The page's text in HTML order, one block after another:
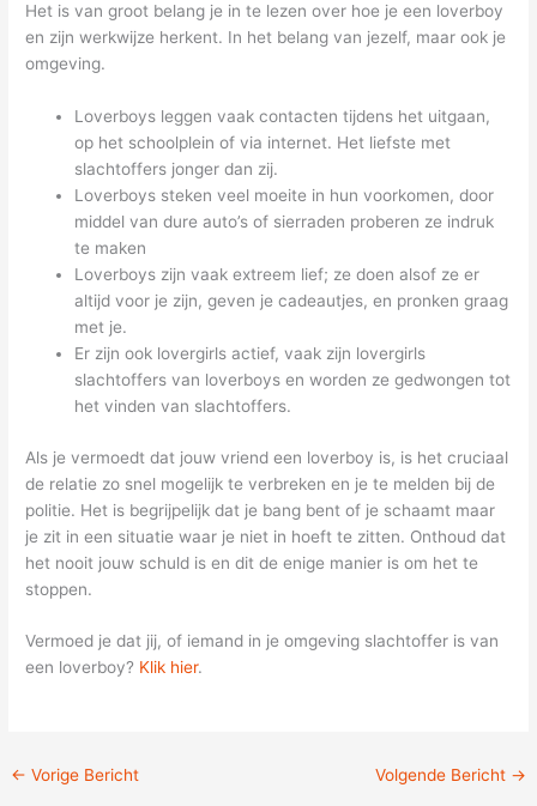
Het is van groot belang je in te lezen over hoe je een loverboy
en zijn werkwijze herkent. In het belang van jezelf, maar ook je
omgeving.
Loverboys leggen vaak contacten tijdens het uitgaan,
op het schoolplein of via internet. Het liefste met
slachtoffers jonger dan zij.
Loverboys steken veel moeite in hun voorkomen, door
middel van dure auto’s of sierraden proberen ze indruk
te maken
Loverboys zijn vaak extreem lief; ze doen alsof ze er
altijd voor je zijn, geven je cadeautjes, en pronken graag
met je.
Er zijn ook lovergirls actief, vaak zijn lovergirls
slachtoffers van loverboys en worden ze gedwongen tot
het vinden van slachtoffers.
Als je vermoedt dat jouw vriend een loverboy is, is het cruciaal
de relatie zo snel mogelijk te verbreken en je te melden bij de
politie. Het is begrijpelijk dat je bang bent of je schaamt maar
je zit in een situatie waar je niet in hoeft te zitten. Onthoud dat
het nooit jouw schuld is en dit de enige manier is om het te
stoppen.
Vermoed je dat jij, of iemand in je omgeving slachtoffer is van
een loverboy? Klik hier.
← Vorige Bericht Volgende Bericht →